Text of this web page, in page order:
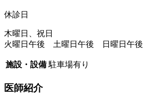
休診日
木曜日、祝日
火曜日午後 土曜日午後 日曜日午後
施設・設備 駐車場有り
医師紹介